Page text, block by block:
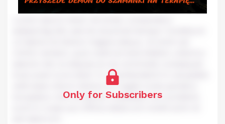
Only for Subscribers
Duis aute irure dolor in reprehenderit in voluptate
velit esse cillum dolore eu fugiat nulla pariatur.
Excepteur sint occaecat cupidatat non proident,